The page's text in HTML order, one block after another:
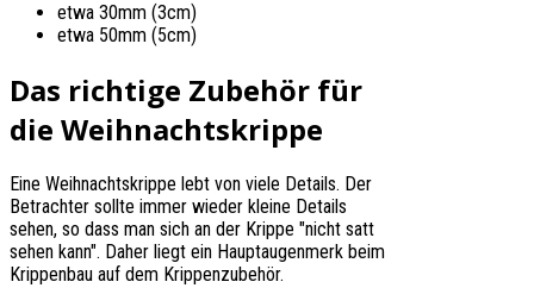
etwa 30mm (3cm)
etwa 50mm (5cm)
Das richtige Zubehör für
die Weihnachtskrippe
Eine Weihnachtskrippe lebt von viele Details. Der
Betrachter sollte immer wieder kleine Details
sehen, so dass man sich an der Krippe "nicht satt
sehen kann". Daher liegt ein Hauptaugenmerk beim
Krippenbau auf dem Krippenzubehör.